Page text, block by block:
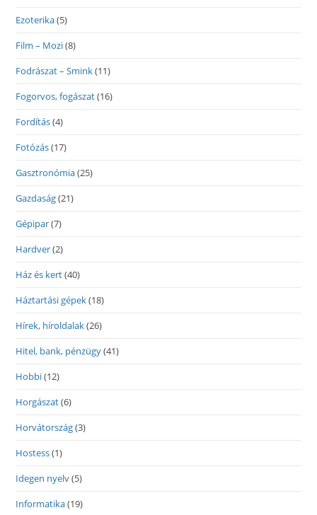
Ezoterika(5)
Film – Mozi(8)
Fodrászat – Smink(11)
Fogorvos, fogászat(16)
Fordítás(4)
Fotózás(17)
Gasztronómia(25)
Gazdaság(21)
Gépipar(7)
Hardver(2)
Ház és kert(40)
Háztartási gépek(18)
Hírek, híroldalak(26)
Hitel, bank, pénzügy(41)
Hobbi(12)
Horgászat(6)
Horvátország(3)
Hostess(1)
Idegen nyelv(5)
Informatika(19)